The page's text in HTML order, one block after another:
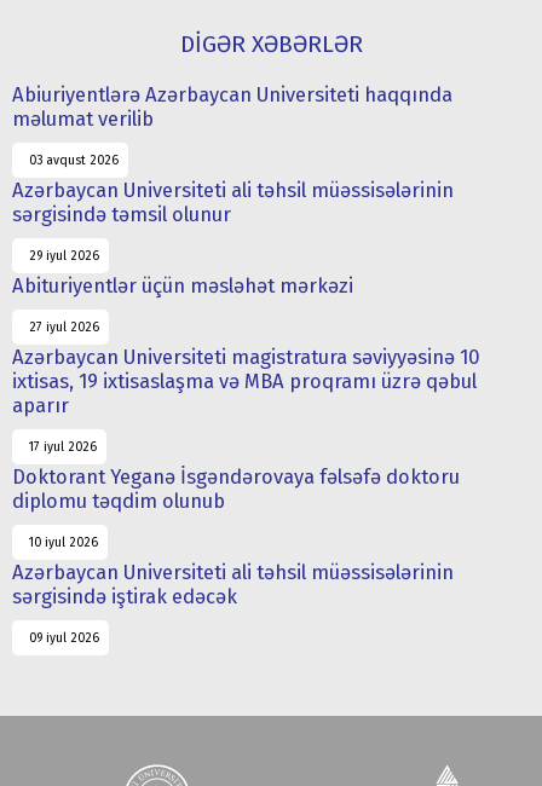
DİGƏR XƏBƏRLƏR
Abiuriyentlərə Azərbaycan Universiteti haqqında
məlumat verilib
03 avqust 2026
Azərbaycan Universiteti ali təhsil müəssisələrinin
sərgisində təmsil olunur
29 iyul 2026
Abituriyentlər üçün məsləhət mərkəzi
27 iyul 2026
Azərbaycan Universiteti magistratura səviyyəsinə 10
ixtisas, 19 ixtisaslaşma və MBA proqramı üzrə qəbul
aparır
17 iyul 2026
Doktorant Yeganə İsgəndərovaya fəlsəfə doktoru
diplomu təqdim olunub
10 iyul 2026
Azərbaycan Universiteti ali təhsil müəssisələrinin
sərgisində iştirak edəcək
09 iyul 2026